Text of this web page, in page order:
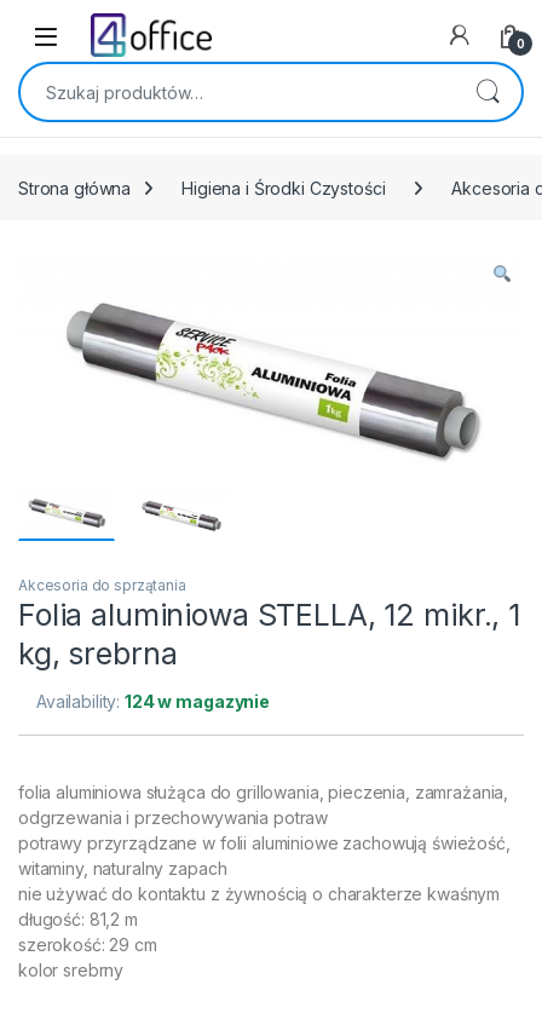
Skip to navigation
Skip to content
0
Szukaj:
Strona główna Higiena i Środki Czystości Akcesoria
Akcesoria do sprzątania
Folia aluminiowa STELLA, 12 mikr., 1
kg, srebrna
Availability:124 w magazynie
folia aluminiowa służąca do grillowania, pieczenia, zamrażania,
odgrzewania i przechowywania potraw
potrawy przyrządzane w folii aluminiowe zachowują świeżość,
witaminy, naturalny zapach
nie używać do kontaktu z żywnością o charakterze kwaśnym
długość: 81,2 m
szerokość: 29 cm
kolor srebrny